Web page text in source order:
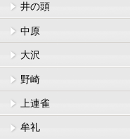
井の頭
中原
大沢
野崎
上連雀
牟礼